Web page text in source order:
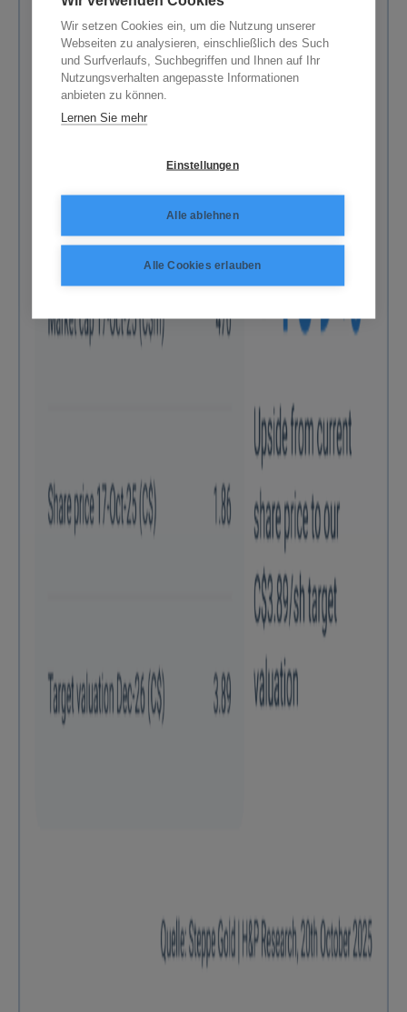
Wir setzen Cookies ein, um die Nutzung unserer
Webseiten zu analysieren, einschließlich des Such
und Surfverlaufs, Suchbegriffen und Ihnen auf Ihr
Nutzungsverhalten angepasste Informationen
anbieten zu können.
Lernen Sie mehr
Einstellungen
Alle ablehnen
Alle Cookies erlauben